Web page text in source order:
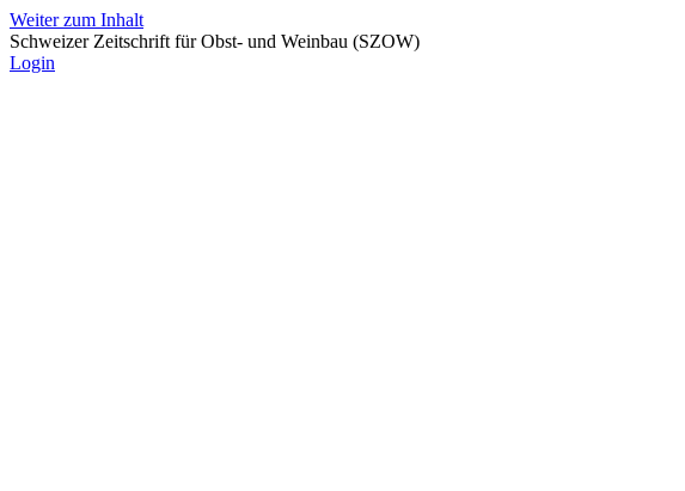
Weiter zum Inhalt
Schweizer Zeitschrift für Obst- und Weinbau (SZOW)
Login